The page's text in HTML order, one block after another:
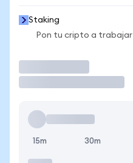
Staking
Pon tu cripto a
15m 30m